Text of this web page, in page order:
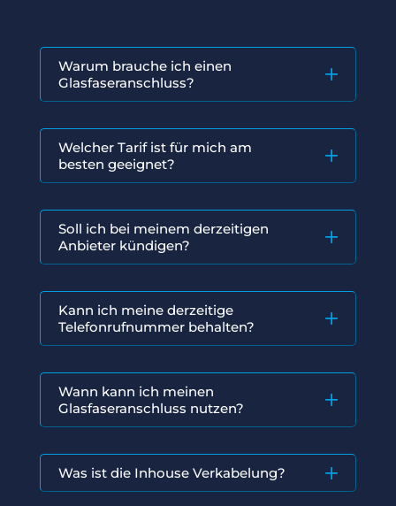
Warum brauche ich einen
Glasfaseranschluss?
Welcher Tarif ist für mich am
besten geeignet?
Soll ich bei meinem derzeitigen
Anbieter kündigen?
Kann ich meine derzeitige
Telefonrufnummer behalten?
Wann kann ich meinen
Glasfaseranschluss nutzen?
Was ist die Inhouse Verkabelung?